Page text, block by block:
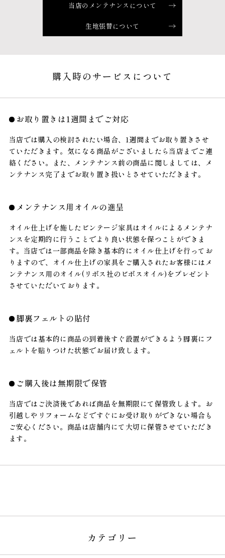
当店のメンテナンスについて
生地張替について
購入時のサービスについて
お取り置きは1週間までご対応
当店では購入の検討されたい場合、1週間までお取り置きさせ
ていただきます。気になる商品がございましたら当店までご連
絡ください。また、メンテナンス前の商品に関しましては、メ
ンテナンス完了までお取り置き扱いとさせていただきます。
メンテナンス用オイルの進呈
オイル仕上げを施したビンテージ家具はオイルによるメンテナ
ンスを定期的に行うことでより良い状態を保つことができま
す。当店では一部商品を除き基本的にオイル仕上げを行ってお
りますので、オイル仕上げの家具をご購入されたお客様にはメ
ンテナンス用のオイル(リボス社のビボスオイル)をプレゼント
させていただいております。
脚裏フェルトの貼付
当店では基本的に商品の到着後すぐ設置ができるよう脚裏にフ
ェルトを貼りつけた状態でお届け致します。
ご購入後は無期限で保管
当店ではご決済後であれば商品を無期限にて保管致します。お
引越しやリフォームなどですぐにお受け取りができない場合も
ご安心ください。商品は店舗内にて大切に保管させていただき
ます。
カテゴリー